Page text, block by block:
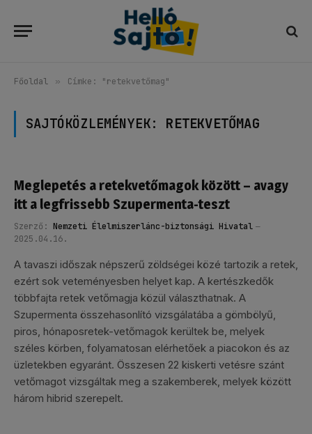
Főoldal » Címke: "retekvetőmag"
SAJTÓKÖZLEMÉNYEK: RETEKVETŐMAG
Meglepetés a retekvetőmagok között – avagy
itt a legfrissebb Szupermenta-teszt
Szerző: Nemzeti Élelmiszerlánc-biztonsági Hivatal
2025.04.16.
A tavaszi időszak népszerű zöldségei közé tartozik a retek,
ezért sok veteményesben helyet kap. A kertészkedők
többfajta retek vetőmagja közül választhatnak. A
Szupermenta összehasonlító vizsgálatába a gömbölyű,
piros, hónaposretek-vetőmagok kerültek be, melyek
széles körben, folyamatosan elérhetőek a piacokon és az
üzletekben egyaránt. Összesen 22 kiskerti vetésre szánt
vetőmagot vizsgáltak meg a szakemberek, melyek között
három hibrid szerepelt.